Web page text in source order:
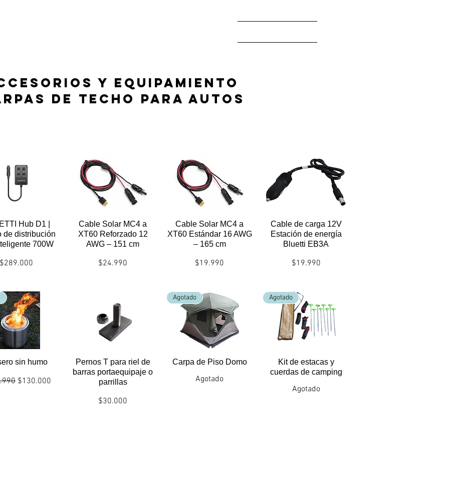
y EQUIPAMIENTO
de techo para autos
Hub D1 |
de distribución
700W
Precio
$289.000
Cable Solar MC4 a
XT60 Reforzado 12
AWG – 151 cm
Precio
$24.990
Cable Solar MC4 a
XT60 Estándar 16 AWG
– 165 cm
Precio
$19.990
Cable de carga 12V
Estación de energía
Bluetti EB3A
Precio
$19.990
sin humo
Precio de oferta
$130.000
Pernos T para riel de
barras portaequipaje o
parrillas
Precio
$30.000
Agotado
Carpa de Piso Domo
Agotado
Agotado
Kit de estacas y
cuerdas de camping
Agotado